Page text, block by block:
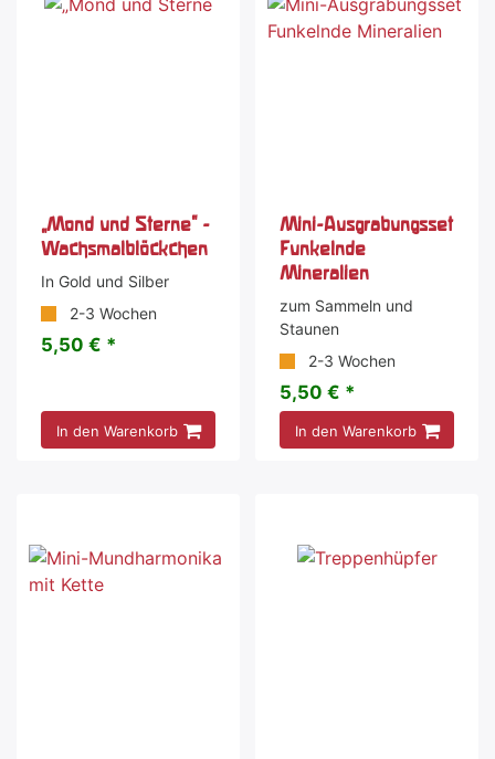
„Mond und Sterne" -
Wachsmalblöckchen
In Gold und Silber
2-3 Wochen
5,50 € *
In den Warenkorb
Mini-Ausgrabungsset
Funkelnde
Mineralien
zum Sammeln und
Staunen
2-3 Wochen
5,50 € *
In den Warenkorb